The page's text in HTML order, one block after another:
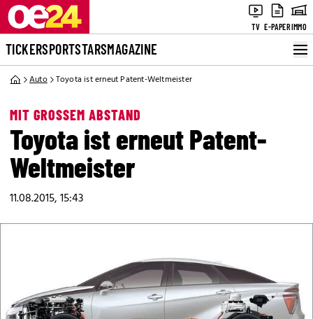
TV E-PAPERIMMO
TICKERSPORTSTARSMAGAZINE
Auto Toyota ist erneut Patent-Weltmeister
MIT GROSSEM ABSTAND
Toyota ist erneut Patent-
Weltmeister
11.08.2015, 15:43